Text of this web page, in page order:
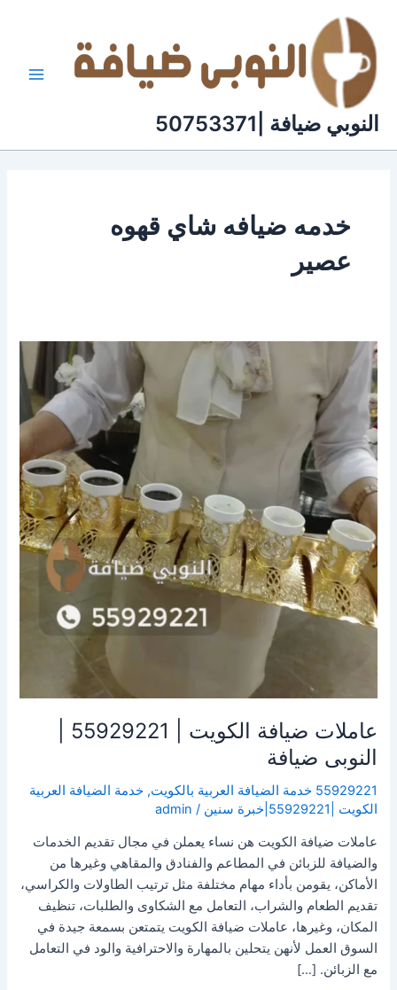
المحتوى
النوبي ضيافة |50753371
خدمه ضيافه شاي قهوه
عصير
النوبى ضيافة
55929221 خدمة الضيافة العربية بالكويت ,خدمة الضيافة العربية
الكويت |55929221|خبرة سنين
/
admin
عاملات ضيافة الكويت هن نساء يعملن في مجال تقديم الخدمات
والضيافة للزبائن في المطاعم والفنادق والمقاهي وغيرها من
الأماكن، يقومن بأداء مهام مختلفة مثل ترتيب الطاولات والكراسي،
تقديم الطعام والشراب، التعامل مع الشكاوى والطلبات، تنظيف
المكان، وغيرها، عاملات ضيافة الكويت يتمتعن بسمعة جيدة في
السوق العمل لأنهن يتحلين بالمهارة والاحترافية والود في التعامل
مع الزبائن. […]
عاملات
ضيافة
الكويت
|
55929221
|
النوبى
ضيافة